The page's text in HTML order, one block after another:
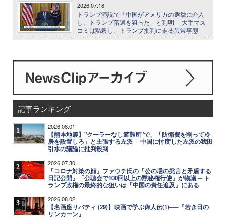
2026.07.18
トランプ演説で「中国がアメリカの選挙に介入
し、トランプ落選を狙った」と判明 ─ 大手マス
コミは黙殺し、トランプ批判に走る異常事態
記事ランキング
1 2026.08.01
【熊本地震】"クーラーなし避難所"で、「防衛費を削って冷
房を設置しろ」と主張する左派 ─ 中国に忖度した左派の我田
引水の議論に批判殺到
2 2026.07.30
「コロナ対策の顔」ファウチ氏の「公の場の発言と矛盾する
日記公開」「公聴会で100回以上の黙秘権行使」が物議 ─ ト
ランプ政権の最終的な狙いは「中国の責任追及」にある
3 2026.08.02
【名画座リバティ (29)】映画で学ぶ偉人伝(1)──『若き日の
リンカーン』